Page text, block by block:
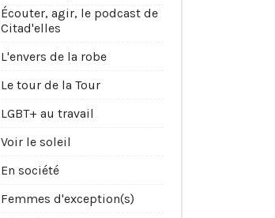
Écouter, agir, le podcast de
Citad'elles
L'envers de la robe
Le tour de la Tour
LGBT+ au travail
Voir le soleil
En société
Femmes d'exception(s)